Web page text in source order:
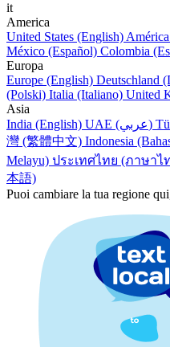
it
America
United States (English)
México (Español) Colombia
Europa
Europe (English) Deutschland
(Polski) Italia (Italiano) United
Asia
India (English)
UAE (عربي)
灣 (繁體中文) Indonesia
Melayu) ประเทศไทย (ภาษาไ
本語)
Puoi cambiare la tua regione